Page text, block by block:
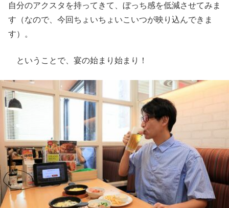
自分のアクスタを持ってきて、ぼっち感を低減させてみま
す（なので、今回ちょいちょいこいつが映り込んできま
す）。
ということで、宴の始まり始まり！